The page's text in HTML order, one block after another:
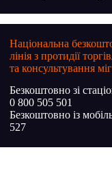
Національна
лінія з протидії
та консультування
Безкоштовно зі
0 800 505 501
Безкоштовно із
527